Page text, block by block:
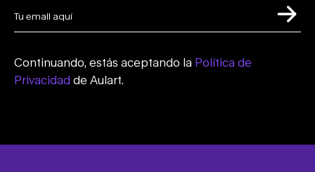
Continuando, estás aceptando la Política de
Privacidad de Aulart.